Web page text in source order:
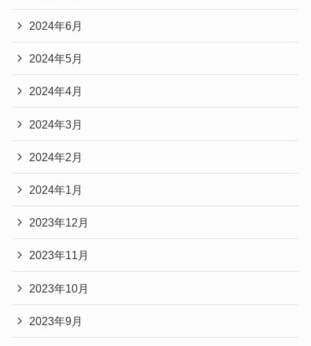
2024年6月
2024年5月
2024年4月
2024年3月
2024年2月
2024年1月
2023年12月
2023年11月
2023年10月
2023年9月